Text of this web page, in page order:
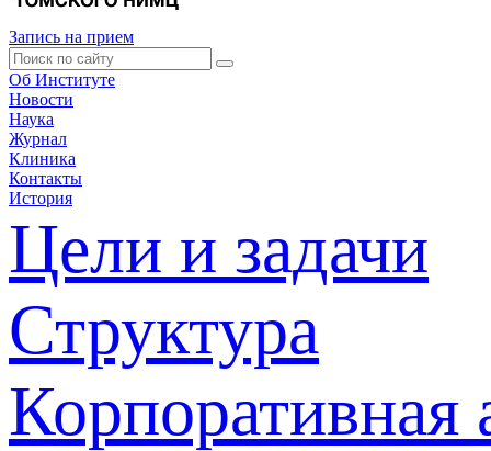
Запись на прием
Об Институте
Новости
Наука
Журнал
Клиника
Контакты
История
Цели и задачи
Структура
Корпоративная